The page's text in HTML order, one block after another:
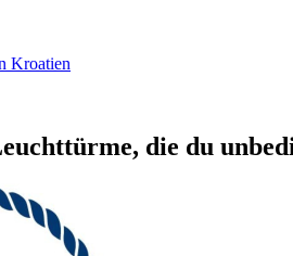
Kroatien
die du